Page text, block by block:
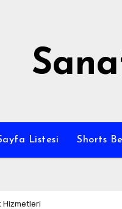
Listesi Shorts
Hizmetleri